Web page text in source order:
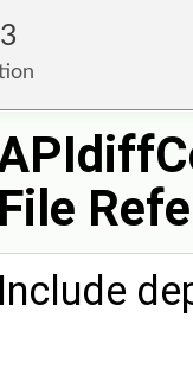
Foundation
File
Include